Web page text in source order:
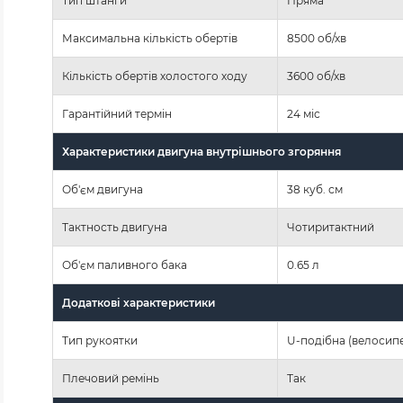
Максимальна кількість обертів 8500 об/хв
Кількість обертів холостого ходу 3600 об/хв
Гарантійний термін 24 міс
Характеристики двигуна внутрішнього згоряння
Об'єм двигуна 38 куб. см
Тактность двигуна Чотиритактний
Об'єм паливного бака 0.65 л
Додаткові характеристики
Тип рукоятки U-подібна
Плечовий ремінь Так